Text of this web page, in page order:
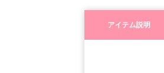
アイテム説明